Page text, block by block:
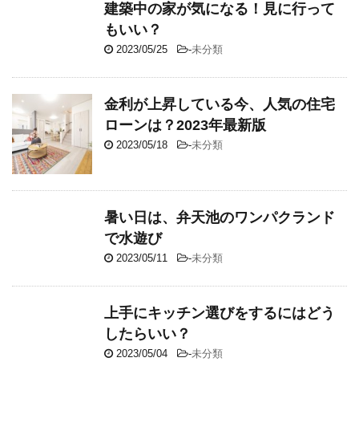
建築中の家が気になる！見に行って
もいい？
2023/05/25 -未分類
金利が上昇している今、人気の住宅
ローンは？2023年最新版
2023/05/18 -未分類
暑い日は、弁天池のワンパクランド
で水遊び
2023/05/11 -未分類
上手にキッチン選びをするにはどう
したらいい？
2023/05/04 -未分類